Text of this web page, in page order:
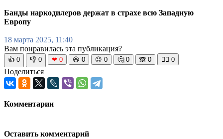
Банды наркодилеров держат в страхе всю Западную
Европу
18 марта 2025, 11:40
Вам понравилась эта публикация?
👍 0 👎 0 ❤ 0 😆 0 😡 0 🤔 0 🙈 0 🧘‍♀️ 0
Поделиться
Комментарии
Оставить комментарий